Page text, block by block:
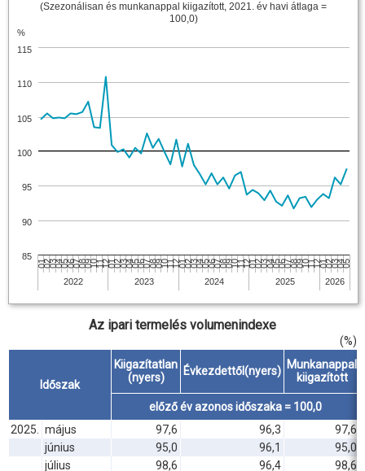
%
(Szezonálisan és munkanappal kiigazított, 2021. év havi átlaga =
100,0)
01
2022
020304050607080910111201
2023
020304050607080910111201
2024
020304050607080910111201
2025
020304050607080910111201
2026
02030405
85
90
95
100
105
110
115
Az ipari termelés volumenindexe
(%)
Időszak
Kiigazítatlan
(nyers)
Évkezdettől(nyers) Munkanappal
kiigazított
előző év azonos időszaka = 100,0
2025.
május 97,6 96,3
97,6
június
95,0 96,1
95,0
július
98,6 96,4 98,6